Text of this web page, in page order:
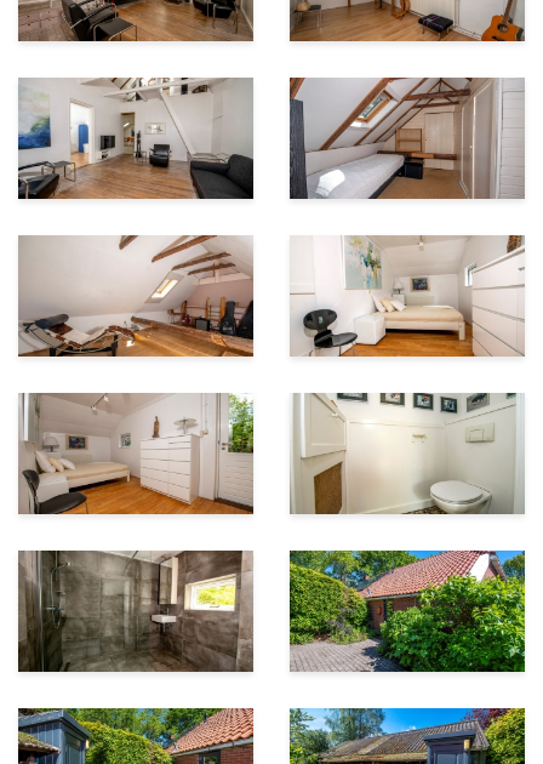
In de tuin zelf staan een kas, diverse schuurtjes
(waaronder een charmant 'planten-oppot' huisje) en
een voormalige ezelstal (ca. 26 m2) die nu als berging
wordt gebruikt.
Ontspannen, loungen en genieten van het weer en de
omgeving kan op diverse plekken: zonnige, schaduw-
en halfschaduw plekken zijn overal aanwezig:
volledige privacy op een kavel die een grenzeloos
uitzicht biedt op de schoonheid van de landerijen. Een
droomtuin op een droomlocatie: is dit uw unieke kans
om tot rust te komen op een plek ver van
mensenmassa’s en drukke verkeerswegen?
Wij staan graag voor u klaar om u deze onvergetelijke
plek te laten zien!
Extra informatie
Veele is een eeuwenoud esdorp tussen Wedde en
Vlagtwedde gelegen in het beekdal van de Ruiten Aa,
nabij de Westerwoldse Aa, het Veelerdiep en het
esdorpje Wessinghuizen. Veele maakt onderdeel uit
van het intrigerende essenlandschap van Westerwolde.
Het betreft een
kleinschalig gebied, waar de rijke historie zich vertaalt
in hoger gelegen landbouwgebieden, veel bomen en